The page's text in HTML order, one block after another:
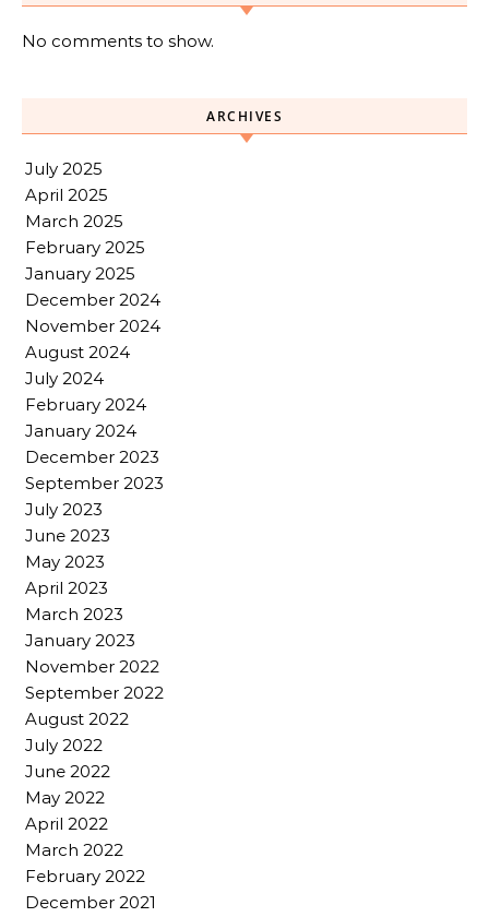
No comments to show.
ARCHIVES
July 2025
April 2025
March 2025
February 2025
January 2025
December 2024
November 2024
August 2024
July 2024
February 2024
January 2024
December 2023
September 2023
July 2023
June 2023
May 2023
April 2023
March 2023
January 2023
November 2022
September 2022
August 2022
July 2022
June 2022
May 2022
April 2022
March 2022
February 2022
December 2021